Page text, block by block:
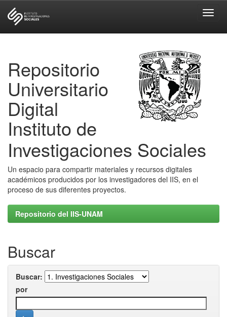
Repositorio
Universitario
Digital
Instituto de
Investigaciones Sociales
Un espacio para compartir materiales y recursos digitales
académicos producidos por los investigadores del IIS, en el
proceso de sus diferentes proyectos.
Repositorio del IIS-UNAM
Buscar
Buscar:
por